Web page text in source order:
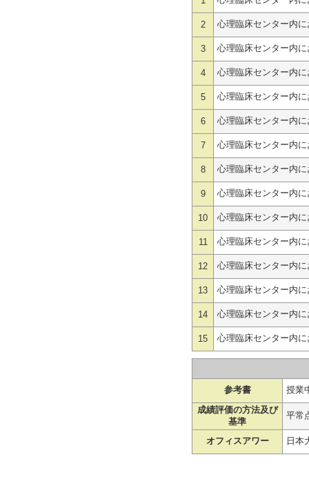
2 心理臨床センター内
3 心理臨床センター内
4 心理臨床センター内
5 心理臨床センター内
6 心理臨床センター内
7 心理臨床センター内
8 心理臨床センター内
9 心理臨床センター内
10 心理臨床センター内
11 心理臨床センター内
12 心理臨床センター内
13 心理臨床センター内
14 心理臨床センター内
15 心理臨床センター内
参考書 授業
成績評価の方法及び
基準
平常
オフィスアワー 日本